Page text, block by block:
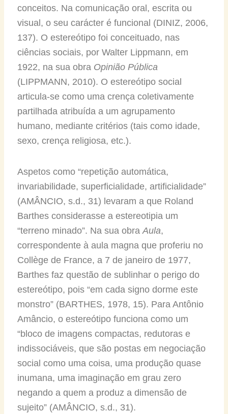
conceitos. Na comunicação oral, escrita ou
visual, o seu carácter é funcional (DINIZ, 2006,
137). O estereótipo foi conceituado, nas
ciências sociais, por Walter Lippmann, em
1922, na sua obra Opinião Pública
(LIPPMANN, 2010). O estereótipo social
articula-se como uma crença coletivamente
partilhada atribuída a um agrupamento
humano, mediante critérios (tais como idade,
sexo, crença religiosa, etc.).
Aspetos como “repetição automática,
invariabilidade, superficialidade, artificialidade”
(AMÂNCIO, s.d., 31) levaram a que Roland
Barthes considerasse a estereotipia um
“terreno minado”. Na sua obra Aula,
correspondente à aula magna que proferiu no
Collège de France, a 7 de janeiro de 1977,
Barthes faz questão de sublinhar o perigo do
estereótipo, pois “em cada signo dorme este
monstro” (BARTHES, 1978, 15). Para Antônio
Amâncio, o estereótipo funciona como um
“bloco de imagens compactas, redutoras e
indissociáveis, que são postas em negociação
social como uma coisa, uma produção quase
inumana, uma imaginação em grau zero
negando a quem a produz a dimensão de
sujeito” (AMÂNCIO, s.d., 31).